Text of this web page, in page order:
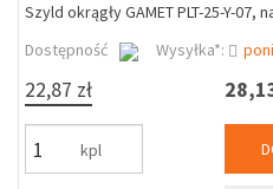
Szyld okrągły GAMET PLT-25-Y-
Dostępność
Wysyłka*:
22,87 zł
kpl